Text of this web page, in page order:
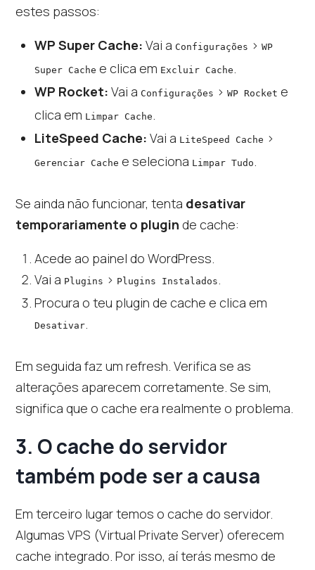
estes passos:
WP Super Cache: Vai a Configurações >WP
Super Cache e clica em Excluir Cache.
WP Rocket: Vai a Configurações >WP Rocket e
clica em Limpar Cache.
LiteSpeed Cache: Vai a LiteSpeed Cache >
Gerenciar Cache e seleciona Limpar Tudo.
Se ainda não funcionar, tenta desativar
temporariamente o plugin de cache:
Acede ao painel do WordPress.
Vai a Plugins > Plugins Instalados.
Procura o teu plugin de cache e clica em
Desativar.
Em seguida faz um refresh. Verifica se as
alterações aparecem corretamente. Se sim,
significa que o cache era realmente o problema.
3. O cache do servidor
também pode ser a causa
Em terceiro lugar temos o cache do servidor.
Algumas VPS (Virtual Private Server) oferecem
cache integrado. Por isso, aí terás mesmo de